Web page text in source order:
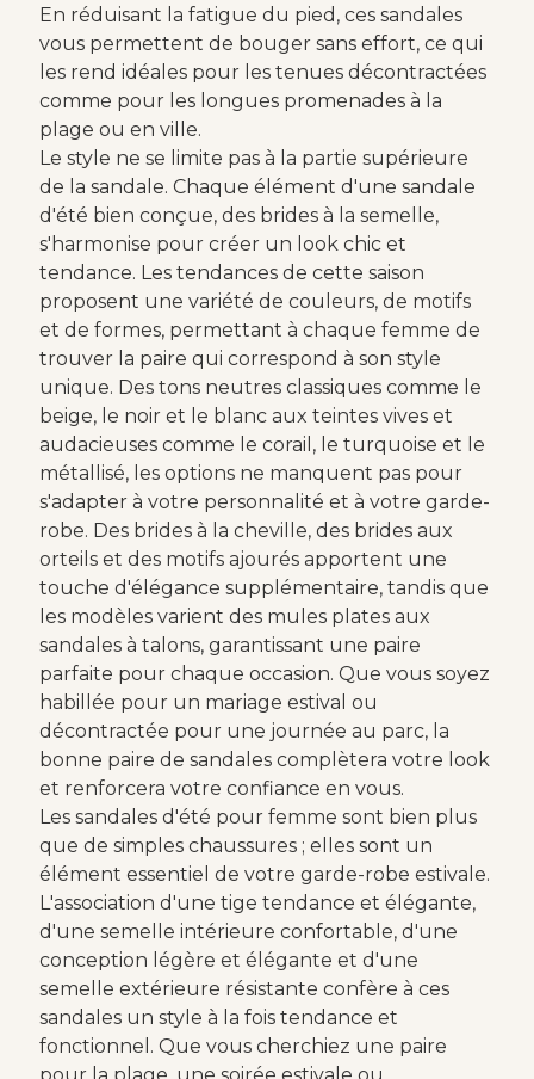
En réduisant la fatigue du pied, ces sandales
vous permettent de bouger sans effort, ce qui
les rend idéales pour les tenues décontractées
comme pour les longues promenades à la
plage ou en ville.
Le style ne se limite pas à la partie supérieure
de la sandale. Chaque élément d'une sandale
d'été bien conçue, des brides à la semelle,
s'harmonise pour créer un look chic et
tendance. Les tendances de cette saison
proposent une variété de couleurs, de motifs
et de formes, permettant à chaque femme de
trouver la paire qui correspond à son style
unique. Des tons neutres classiques comme le
beige, le noir et le blanc aux teintes vives et
audacieuses comme le corail, le turquoise et le
métallisé, les options ne manquent pas pour
s'adapter à votre personnalité et à votre garde-
robe. Des brides à la cheville, des brides aux
orteils et des motifs ajourés apportent une
touche d'élégance supplémentaire, tandis que
les modèles varient des mules plates aux
sandales à talons, garantissant une paire
parfaite pour chaque occasion. Que vous soyez
habillée pour un mariage estival ou
décontractée pour une journée au parc, la
bonne paire de sandales complètera votre look
et renforcera votre confiance en vous.
Les sandales d'été pour femme sont bien plus
que de simples chaussures ; elles sont un
élément essentiel de votre garde-robe estivale.
L'association d'une tige tendance et élégante,
d'une semelle intérieure confortable, d'une
conception légère et élégante et d'une
semelle extérieure résistante confère à ces
sandales un style à la fois tendance et
fonctionnel. Que vous cherchiez une paire